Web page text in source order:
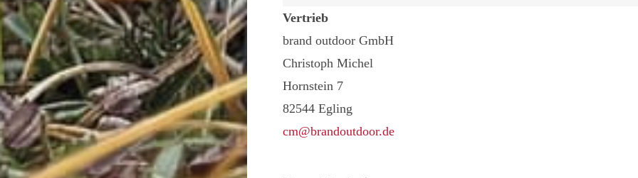
Vertrieb
brand outdoor GmbH
Christoph Michel
Hornstein 7
82544 Egling
cm@brandoutdoor.de